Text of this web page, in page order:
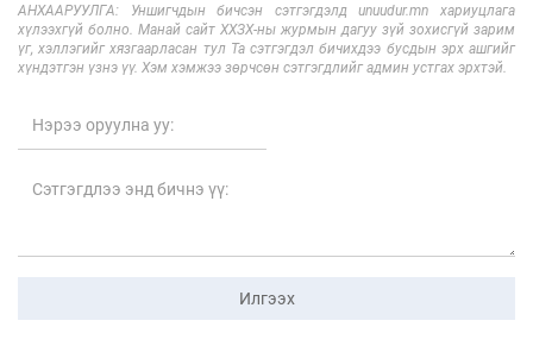
АНХААРУУЛГА: Уншигчдын бичсэн сэтгэгдэлд unuudur.mn хариуцлага
хүлээхгүй болно. Манай сайт ХХЗХ-ны журмын дагуу зүй зохисгүй зарим
үг, хэллэгийг хязгаарласан тул Та сэтгэгдэл бичихдээ бусдын эрх ашгийг
хүндэтгэн үзнэ үү. Хэм хэмжээ зөрчсөн сэтгэгдлийг админ устгах эрхтэй.
Илгээх